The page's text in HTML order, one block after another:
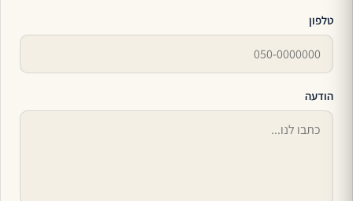
טלפון
הודעה